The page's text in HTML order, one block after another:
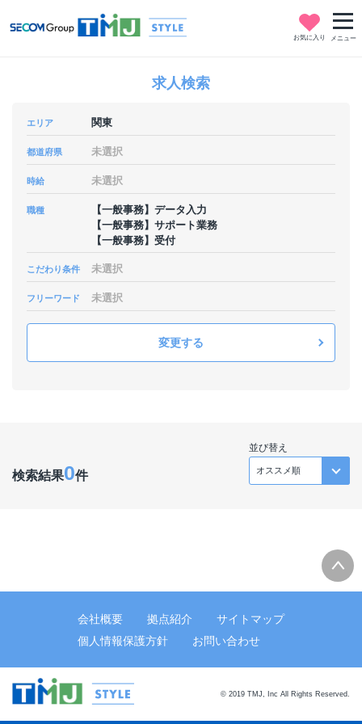
お気に入り メニュー
求人検索
エリア 関東
都道府県 未選択
時給 未選択
職種
【一般事務】データ入力
【一般事務】サポート業務
【一般事務】受付
こだわり条件 未選択
フリーワード 未選択
変更する
検索結果0件
並び替え
会社概要 拠点紹介
サイトマップ
個人情報保護方針
お問い合わせ
© 2019 TMJ, Inc All Rights Reserved.